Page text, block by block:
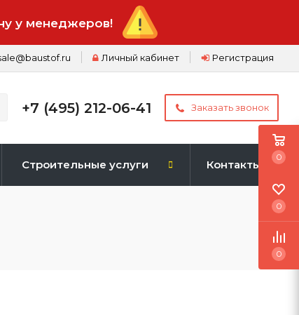
у менеджеров!
Регистрация
Личный кабинет
+7 (495) 212-06-41 Заказать звонок
Строительные услуги Контакты
0
0
0